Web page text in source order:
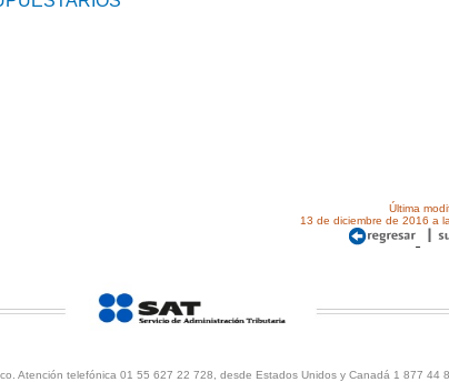
Última
13 de diciembre de 2016 a
Atención telefónica 01 55 627 22 728, desde Estados Unidos y Canadá 1 877 44